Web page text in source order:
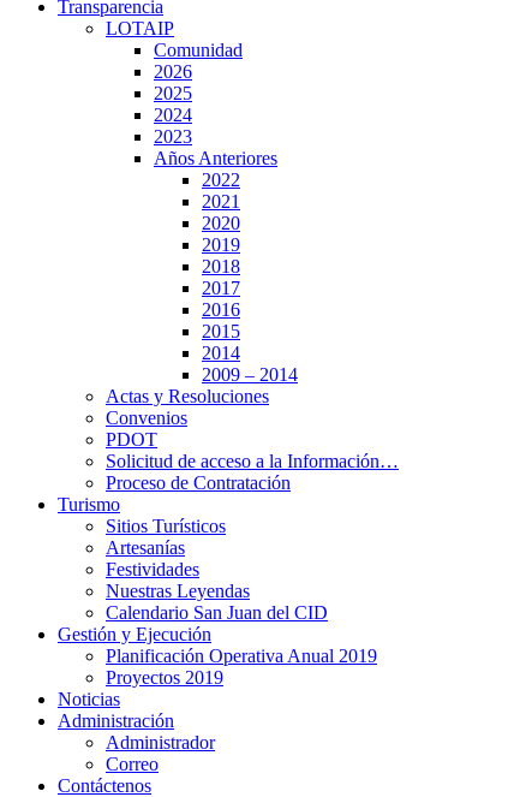
Transparencia
LOTAIP
Comunidad
2026
2025
2024
2023
Años Anteriores
2022
2021
2020
2019
2018
2017
2016
2015
2014
2009 – 2014
Actas y Resoluciones
Convenios
PDOT
Solicitud de acceso a la Información…
Proceso de Contratación
Turismo
Sitios Turísticos
Artesanías
Festividades
Nuestras Leyendas
Calendario San Juan del CID
Gestión y Ejecución
Planificación Operativa Anual 2019
Proyectos 2019
Noticias
Administración
Administrador
Correo
Contáctenos